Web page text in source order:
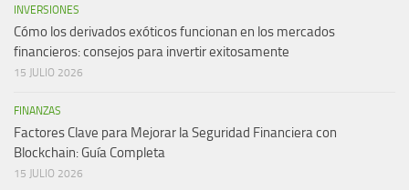
INVERSIONES
Cómo los derivados exóticos funcionan en los mercados
financieros: consejos para invertir exitosamente
15 JULIO 2026
FINANZAS
Factores Clave para Mejorar la Seguridad Financiera con
Blockchain: Guía Completa
15 JULIO 2026